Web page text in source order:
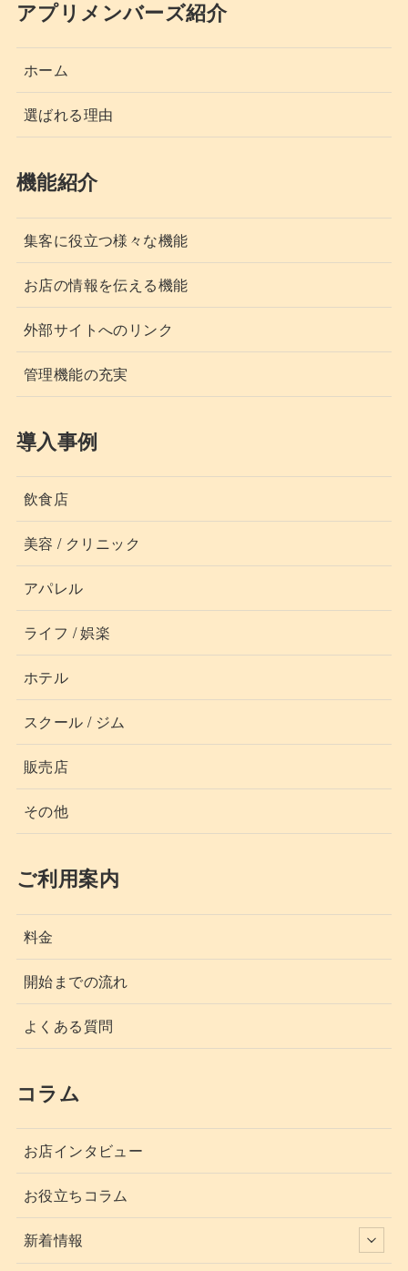
アプリメンバーズ紹介
ホーム
選ばれる理由
機能紹介
集客に役立つ様々な機能
お店の情報を伝える機能
外部サイトへのリンク
管理機能の充実
導入事例
飲食店
美容 / クリニック
アパレル
ライフ / 娯楽
ホテル
スクール / ジム
販売店
その他
ご利用案内
料金
開始までの流れ
よくある質問
コラム
お店インタビュー
お役立ちコラム
新着情報